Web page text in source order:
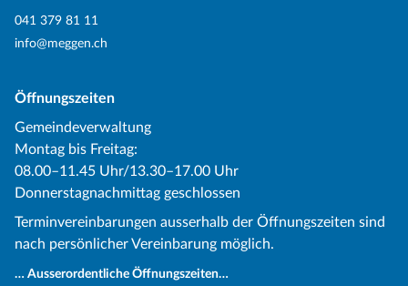
041 379 81 11
info@meggen.ch
Öffnungszeiten
Gemeindeverwaltung
Montag bis Freitag:
08.00–11.45 Uhr/13.30–17.00 Uhr
Donnerstagnachmittag geschlossen
Terminvereinbarungen ausserhalb der Öffnungszeiten sind
nach persönlicher Vereinbarung möglich.
… Ausserordentliche Öffnungszeiten…